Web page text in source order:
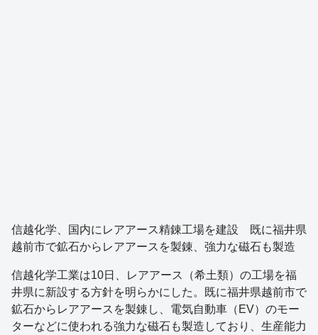
信越化学、国内にレアアース精錬工場を建設 既に福井県
越前市で鉱石からレアアースを製錬、強力な磁石も製造
信越化学工業は10日、レアアース（希土類）の工場を福
井県に新設する方針を明らかにした。既に福井県越前市で
鉱石からレアアースを製錬し、電気自動車（EV）のモー
ターなどに使われる強力な磁石も製造しており、生産能力